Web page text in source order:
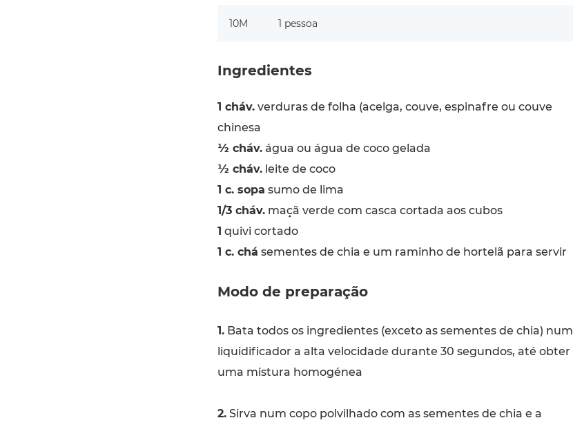
10M 1 pessoa
Ingredientes
1 cháv.verduras de folha (acelga, couve, espinafre ou couve
chinesa
½ cháv.água ou água de coco gelada
½ cháv.leite de coco
1 c. sopa sumo de lima
1/3 cháv.maçã verde com casca cortada aos cubos
1 quivi cortado
1 c. chá sementes de chia e um raminho de hortelã para servir
Modo de preparação
1.Bata todos os ingredientes (exceto as sementes de chia) num
liquidificador a alta velocidade durante 30 segundos, até obter
uma mistura homogénea
2.Sirva num copo polvilhado com as sementes de chia e a